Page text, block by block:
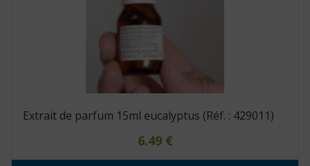
Extrait de parfum 15ml eucalyptus (Réf. : 429011)
6.49 €